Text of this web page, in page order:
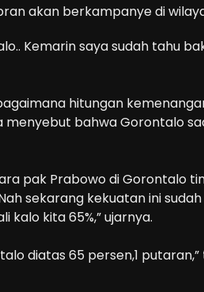
akan berkampanye di
Kemarin saya sudah tahu
hitungan
bahwa Gorontalo
pak Prabowo di Gorontalo
sekarang kekuatan ini
kalo kita 65%,” ujarnya.
diatas 65 persen,1